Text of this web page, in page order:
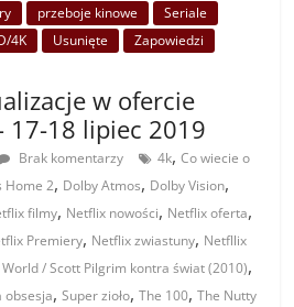
przeboje kinowe
Seriale
4K Usunięte
Zapowiedzi
w ofercie
17-18 lipiec 2019
Brak komentarzy 4k,Co wiecie o
Home 2, Dolby Atmos, Dolby Vision,
filmy, Netflix nowości, Netflix oferta,
Premiery, Netflix zwiastuny, Netfllix
/ Scott Pilgrim kontra świat (2010),
obsesja,Super zioło,The 100,The Nutty